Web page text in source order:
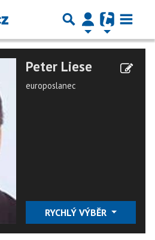
Peter Liese
europoslanec
RYCHLÝ VÝBĚR